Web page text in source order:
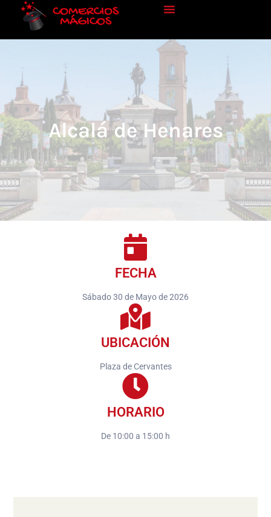
Alcalá de Henares
FECHA
Sábado 30 de Mayo de 2026
UBICACIÓN
Plaza de Cervantes
HORARIO
De 10:00 a 15:00 h